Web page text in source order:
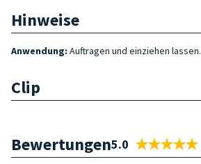
Hinweise
Anwendung: Auftragen und einziehen lassen.
Clip
Bewertungen5.0